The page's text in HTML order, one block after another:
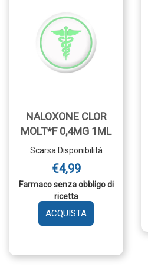
NALOXONE CLOR
MOLT*F 0,4MG 1ML
Scarsa Disponibilità
€4,99
Farmaco senza obbligo di
ricetta
AGGIUNGI
CLOR